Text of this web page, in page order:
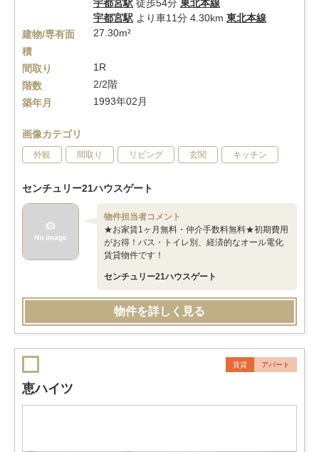
宇都宮駅 徒歩54分 東北本線
宇都宮駅 より車11分 4.30km 東北本線
建物/専有面
積
27.30m²
間取り
1R
階数
2/2階
築年月
1993年02月
画像カテゴリ
外観 間取り リビング 玄関 キッチン
センチュリー21ハウスゲート
物件担当者コメント
★お家賃1ヶ月無料・仲介手数料無料★初期費用
がお得！バス・トイレ別、経済的なオール電化
賃貸物件です！
センチュリー21ハウスゲート
物件を詳しく見る
賃貸 アパート
恵ハイツ